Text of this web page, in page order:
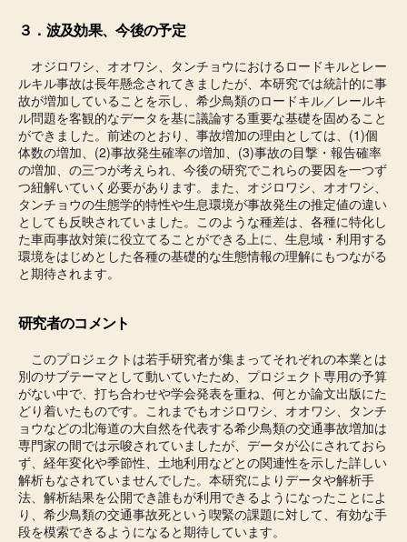
３．波及効果、今後の予定
オジロワシ、オオワシ、タンチョウにおけるロードキルとレー
ルキル事故は長年懸念されてきましたが、本研究では統計的に事
故が増加していることを示し、希少鳥類のロードキル／レールキ
ル問題を客観的なデータを基に議論する重要な基礎を固めること
ができました。前述のとおり、事故増加の理由としては、(1)個
体数の増加、(2)事故発生確率の増加、(3)事故の目撃・報告確率
の増加、の三つが考えられ、今後の研究でこれらの要因を一つず
つ紐解いていく必要があります。また、オジロワシ、オオワシ、
タンチョウの生態学的特性や生息環境が事故発生の推定値の違い
としても反映されていました。このような種差は、各種に特化し
た車両事故対策に役立てることができる上に、生息域・利用する
環境をはじめとした各種の基礎的な生態情報の理解にもつながる
と期待されます。
研究者のコメント
このプロジェクトは若手研究者が集まってそれぞれの本業とは
別のサブテーマとして動いていたため、プロジェクト専用の予算
がない中で、打ち合わせや学会発表を重ね、何とか論文出版にた
どり着いたものです。これまでもオジロワシ、オオワシ、タンチ
ョウなどの北海道の大自然を代表する希少鳥類の交通事故増加は
専門家の間では示唆されていましたが、データが公にされておら
ず、経年変化や季節性、土地利用などとの関連性を示した詳しい
解析もなされていませんでした。本研究によりデータや解析手
法、解析結果を公開でき誰もが利用できるようになったことによ
り、希少鳥類の交通事故死という喫緊の課題に対して、有効な手
段を模索できるようになると期待しています。